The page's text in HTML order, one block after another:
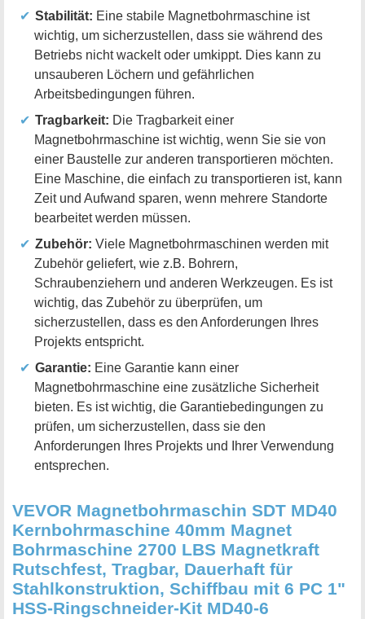
Stabilität: Eine stabile Magnetbohrmaschine ist
wichtig, um sicherzustellen, dass sie während des
Betriebs nicht wackelt oder umkippt. Dies kann zu
unsauberen Löchern und gefährlichen
Arbeitsbedingungen führen.
Tragbarkeit: Die Tragbarkeit einer
Magnetbohrmaschine ist wichtig, wenn Sie sie von
einer Baustelle zur anderen transportieren möchten.
Eine Maschine, die einfach zu transportieren ist, kann
Zeit und Aufwand sparen, wenn mehrere Standorte
bearbeitet werden müssen.
Zubehör: Viele Magnetbohrmaschinen werden mit
Zubehör geliefert, wie z.B. Bohrern,
Schraubenziehern und anderen Werkzeugen. Es ist
wichtig, das Zubehör zu überprüfen, um
sicherzustellen, dass es den Anforderungen Ihres
Projekts entspricht.
Garantie: Eine Garantie kann einer
Magnetbohrmaschine eine zusätzliche Sicherheit
bieten. Es ist wichtig, die Garantiebedingungen zu
prüfen, um sicherzustellen, dass sie den
Anforderungen Ihres Projekts und Ihrer Verwendung
entsprechen.
VEVOR Magnetbohrmaschin SDT MD40
Kernbohrmaschine 40mm Magnet
Bohrmaschine 2700 LBS Magnetkraft
Rutschfest, Tragbar, Dauerhaft für
Stahlkonstruktion, Schiffbau mit 6 PC 1"
HSS-Ringschneider-Kit MD40-6